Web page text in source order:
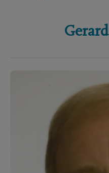
Gerard